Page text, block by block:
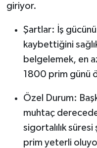
giriyor.
Şartlar: İş
kaybettiğini
belgelemek, en
1800 prim günü
Özel Durum:
muhtaç derecede
sigortalılık
prim yeterli